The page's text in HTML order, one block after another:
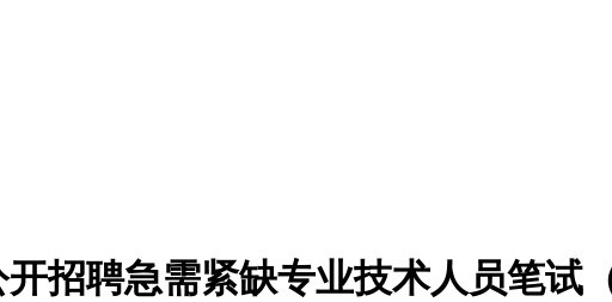
招聘急需紧缺专业技术人员笔试